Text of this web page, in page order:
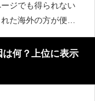
ジでも得られない
た海外の方が便利
点を書いていきま
何？上位に表示